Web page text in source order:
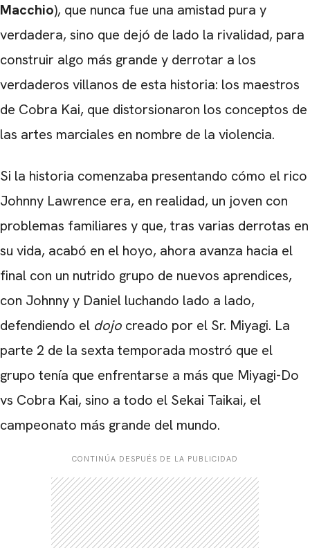
Macchio), que nunca fue una amistad pura y
verdadera, sino que dejó de lado la rivalidad, para
construir algo más grande y derrotar a los
verdaderos villanos de esta historia: los maestros
de Cobra Kai, que distorsionaron los conceptos de
las artes marciales en nombre de la violencia.
Si la historia comenzaba presentando cómo el rico
Johnny Lawrence era, en realidad, un joven con
problemas familiares y que, tras varias derrotas en
su vida, acabó en el hoyo, ahora avanza hacia el
final con un nutrido grupo de nuevos aprendices,
con Johnny y Daniel luchando lado a lado,
defendiendo el dojo creado por el Sr. Miyagi. La
parte 2 de la sexta temporada mostró que el
grupo tenía que enfrentarse a más que Miyagi-Do
vs Cobra Kai, sino a todo el Sekai Taikai, el
campeonato más grande del mundo.
CONTINÚA DESPUÉS DE LA PUBLICIDAD